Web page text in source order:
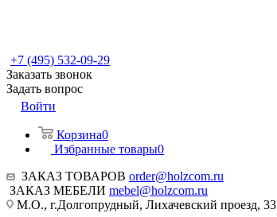
+7 (495) 532-09-29
Заказать звонок
Задать вопрос
Войти
Корзина0
Избранные товары0
ЗАКАЗ ТОВАРОВ order@holzcom.ru
ЗАКАЗ МЕБЕЛИ mebel@holzcom.ru
М.О., г.Долгопрудный, Лихачевский проезд, 33